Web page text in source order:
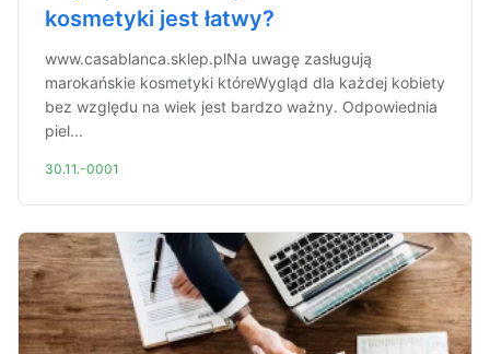
kosmetyki jest łatwy?
www.casablanca.sklep.plNa uwagę zasługują
marokańskie kosmetyki któreWygląd dla każdej kobiety
bez względu na wiek jest bardzo ważny. Odpowiednia
piel...
30.11.-0001